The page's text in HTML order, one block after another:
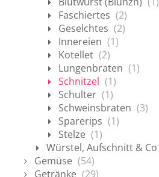
Faschiertes (2)
Geselchtes (2)
Innereien (1)
Kotellet (2)
Lungenbraten (1)
Schnitzel (1)
Schulter (1)
Schweinsbraten (3)
Sparerips (1)
Stelze (1)
Würstel, Aufschnitt & Co
Gemüse (54)
Getränke (29)